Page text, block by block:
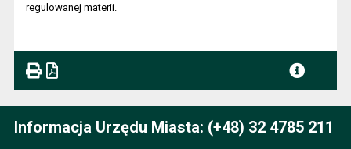
regulowanej materii.
Informacja Urzędu Miasta: (+48) 32 4785 211